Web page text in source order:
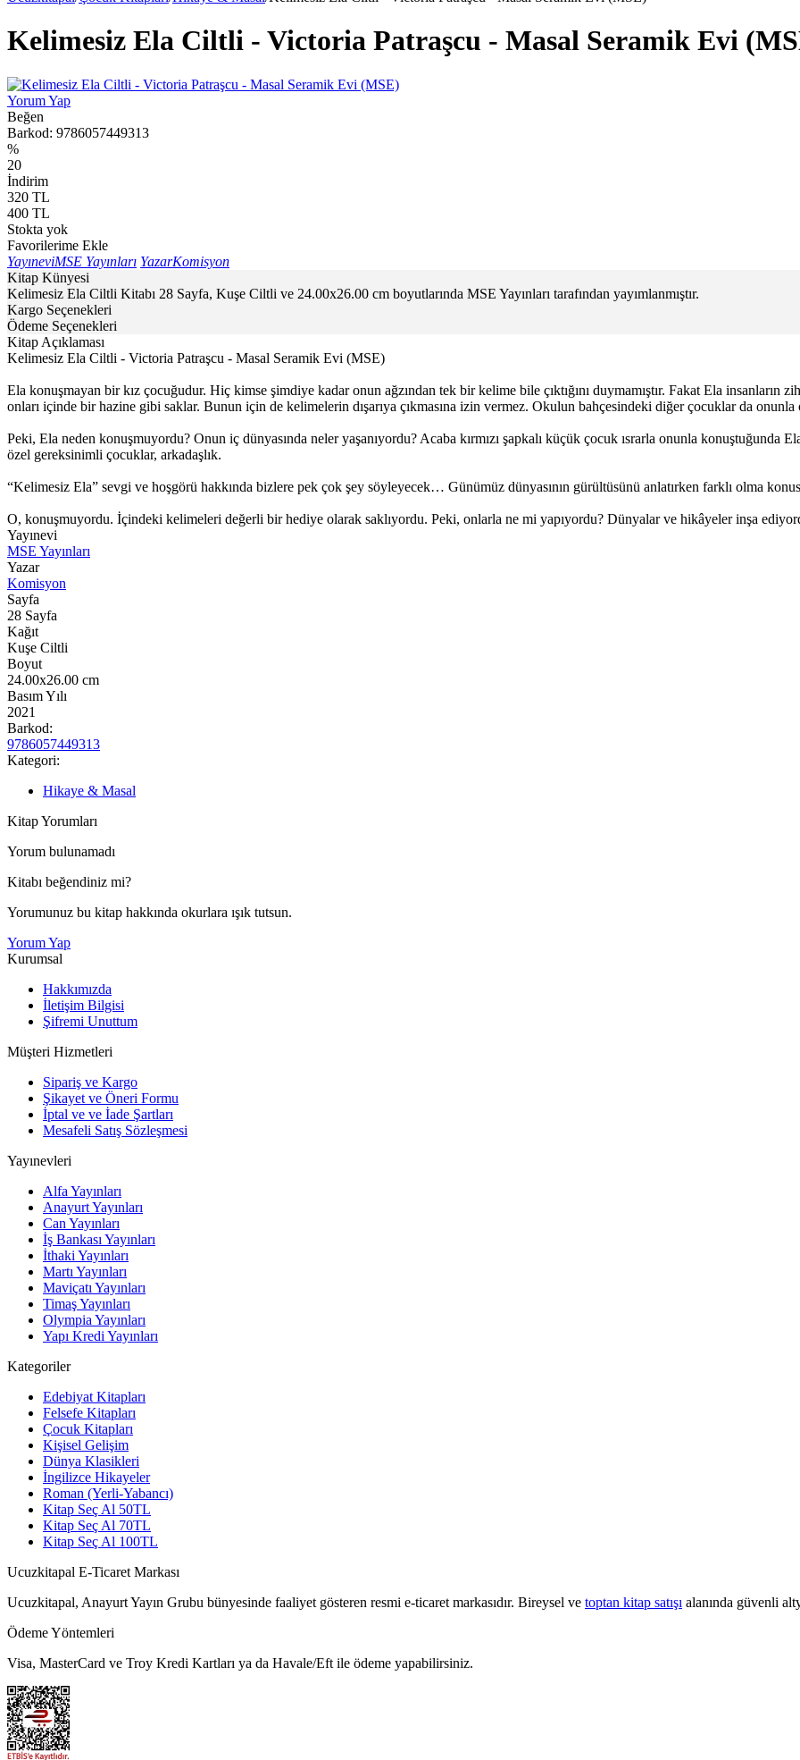
Kelimesiz Ela Ciltli - Victoria Patraşcu - Masal Seramik Evi
Yorum Yap
Beğen
Barkod: 9786057449313
%
20
İndirim
320 TL
400 TL
Stokta yok
Favorilerime Ekle
YayıneviMSE Yayınları YazarKomisyon
Kitap Künyesi
Kelimesiz Ela Ciltli Kitabı 28 Sayfa, Kuşe Ciltli ve 24.00x26.00 cm boyutlarında MSE Yayınları tarafından yayımlanmıştır.
Kargo Seçenekleri
Ödeme Seçenekleri
Kitap Açıklaması
Kelimesiz Ela Ciltli - Victoria Patraşcu - Masal Seramik Evi (MSE)
Ela konuşmayan bir kız çocuğudur. Hiç kimse şimdiye kadar onun ağzından tek bir kelime bile çıktığını duymamıştır. Fakat Ela
onları içinde bir hazine gibi saklar. Bunun için de kelimelerin dışarıya çıkmasına izin vermez. Okulun bahçesindeki diğer çocuklar da
Peki, Ela neden konuşmuyordu? Onun iç dünyasında neler yaşanıyordu? Acaba kırmızı şapkalı küçük çocuk ısrarla onunla konuştuğunda
özel gereksinimli çocuklar, arkadaşlık.
“Kelimesiz Ela” sevgi ve hoşgörü hakkında bizlere pek çok şey söyleyecek… Günümüz dünyasının gürültüsünü anlatırken farklı olma
O, konuşmuyordu. İçindeki kelimeleri değerli bir hediye olarak saklıyordu. Peki, onlarla ne mi yapıyordu? Dünyalar ve hikâyeler inşa
Yayınevi
MSE Yayınları
Yazar
Komisyon
Sayfa
28 Sayfa
Kağıt
Kuşe Ciltli
Boyut
24.00x26.00 cm
Basım Yılı
2021
Barkod:
9786057449313
Kategori:
Hikaye & Masal
Kitap Yorumları
Yorum bulunamadı
Kitabı beğendiniz mi?
Yorumunuz bu kitap hakkında okurlara ışık tutsun.
Yorum Yap
Kurumsal
Hakkımızda
İletişim Bilgisi
Şifremi Unuttum
Müşteri Hizmetleri
Sipariş ve Kargo
Şikayet ve Öneri Formu
İptal ve ve İade Şartları
Mesafeli Satış Sözleşmesi
Yayınevleri
Alfa Yayınları
Anayurt Yayınları
Can Yayınları
İş Bankası Yayınları
İthaki Yayınları
Martı Yayınları
Maviçatı Yayınları
Timaş Yayınları
Olympia Yayınları
Yapı Kredi Yayınları
Kategoriler
Edebiyat Kitapları
Felsefe Kitapları
Çocuk Kitapları
Kişisel Gelişim
Dünya Klasikleri
İngilizce Hikayeler
Roman (Yerli-Yabancı)
Kitap Seç Al 50TL
Kitap Seç Al 70TL
Kitap Seç Al 100TL
Ucuzkitapal E-Ticaret Markası
Ucuzkitapal, Anayurt Yayın Grubu bünyesinde faaliyet gösteren resmi e-ticaret markasıdır. Bireysel ve toptan kitap satışı alanında güvenli
Ödeme Yöntemleri
Visa, MasterCard ve Troy Kredi Kartları ya da Havale/Eft ile ödeme yapabilirsiniz.